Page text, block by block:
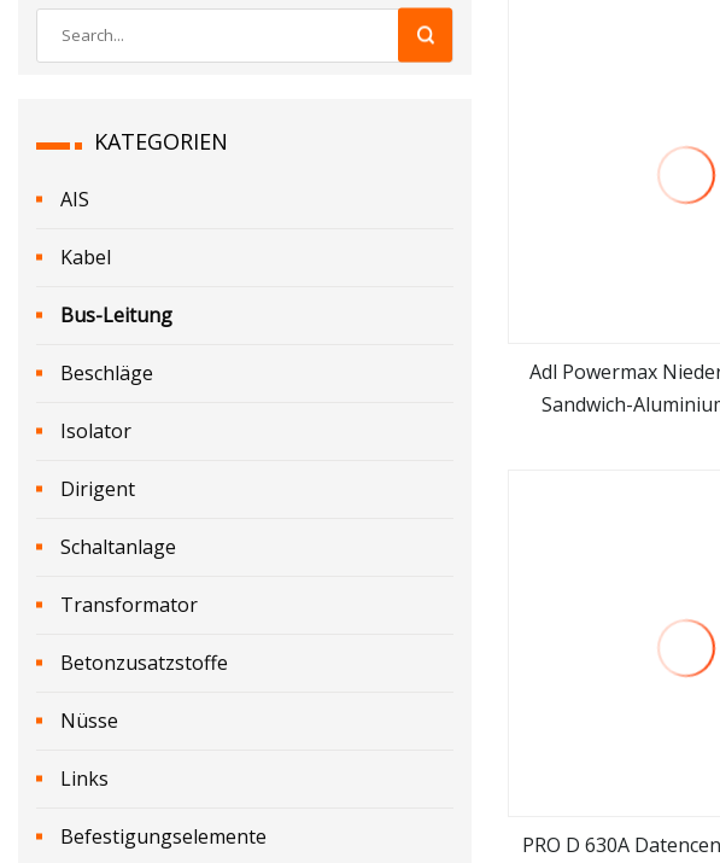
KATEGORIEN
AIS
Kabel
Bus-Leitung
Beschläge
Isolator
Dirigent
Schaltanlage
Transformator
Betonzusatzstoffe
Nüsse
Links
Befestigungselemente
mehr
Adl Powermax
Sandwich-
PRO D 630A